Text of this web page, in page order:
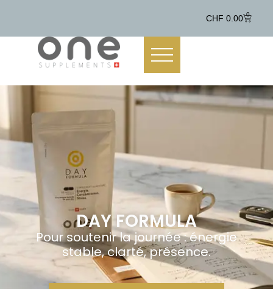
CHF 0.00 0
DAY FORMULA
Pour soutenir la journée : énergie
stable, clarté, présence.